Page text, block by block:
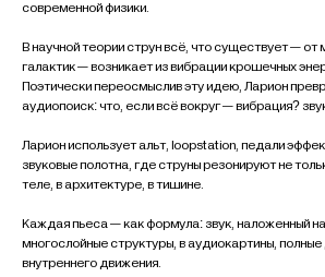
современной физики.
В научной теории струн всё, что существует —
галактик — возникает из вибрации крошечных
Поэтически переосмыслив эту идею, Ларион
аудиопоиск: что, если всё вокруг — вибрация?
Ларион использует альт, loopstation, педали
звуковые полотна, где струны резонируют не
теле, в архитектуре, в тишине.
Каждая пьеса — как формула: звук, наложенный
многослойные структуры, в аудиокартины,
внутреннего движения.